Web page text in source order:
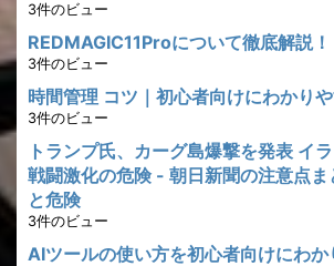
3件のビュー
REDMAGIC11Proについて徹底解説！
3件のビュー
時間管理 コツ｜初心者向けにわかり
3件のビュー
トランプ氏、カーグ島爆撃を発表 イラ
戦闘激化の危険 - 朝日新聞の注意点
と危険
3件のビュー
AIツールの使い方を初心者向けにわ